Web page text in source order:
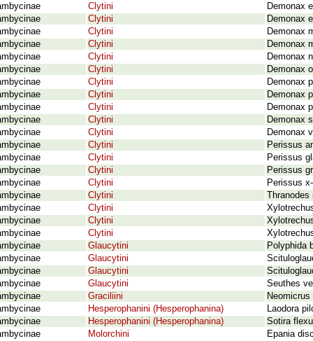
Clytini
Demonax
Clytini
Demonax
Clytini
Demonax
Clytini
Demonax
Clytini
Demonax
Clytini
Demonax
Clytini
Demonax
Clytini
Demonax
Clytini
Demonax
Clytini
Demonax
Clytini
Demonax
Clytini
Perissus
Clytini
Perissus
Clytini
Perissus
Clytini
Perissus
Clytini
Clytini
Clytini
Clytini
Glaucytini
Polyphida
Glaucytini
Glaucytini
Glaucytini
Seuthes
Graciliini
Hesperophanini (Hesperophanina)
Laodora
Hesperophanini (Hesperophanina)
Sotira
Molorchini
Epania